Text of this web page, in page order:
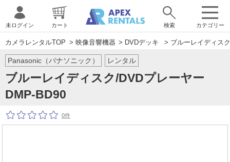
カテゴリー
未ログイン カート 検索
カメラレンタルTOP > 映像音響機器 > DVDデッキ > ブルーレイディス
Panasonic（パナソニック）
ブルーレイディスク/DVDプレーヤー
DMP-BD90
レンタル
0件